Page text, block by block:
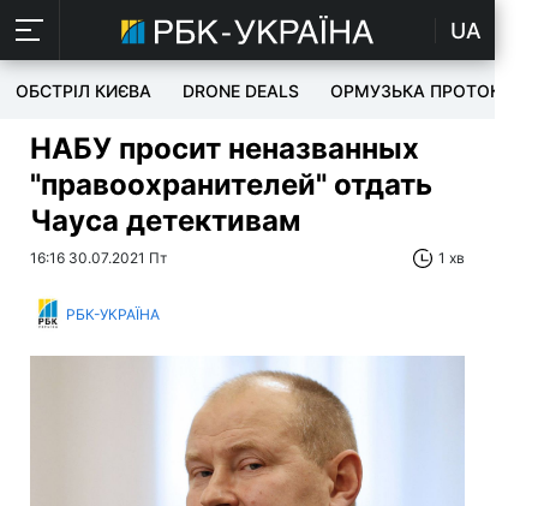
UA
ОБСТРІЛ КИЄВА DRONE DEALS ОРМУЗЬКА ПРОТОКА
НАБУ просит неназванных
"правоохранителей" отдать
Чауса детективам
16:16 30.07.2021 Пт 1 хв
РБК-УКРАЇНА